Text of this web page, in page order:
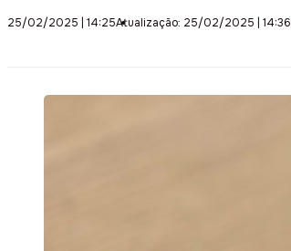
25/02/2025 | 14:25Atualização: 25/02/2025 | 14:36